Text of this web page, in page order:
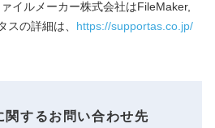
イルメーカー株式会社はFileMaker,
スの詳細は、 https://supportas.co.jp/
関するお問い合わせ先